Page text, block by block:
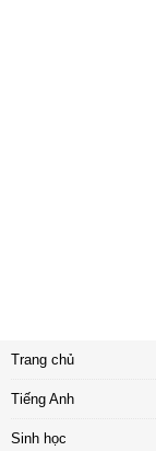
Trang chủ
Tiếng Anh
Sinh học